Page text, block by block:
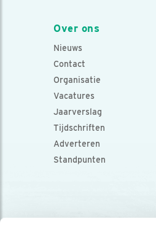
Over ons
Nieuws
Contact
Organisatie
Vacatures
Jaarverslag
Tijdschriften
Adverteren
Standpunten